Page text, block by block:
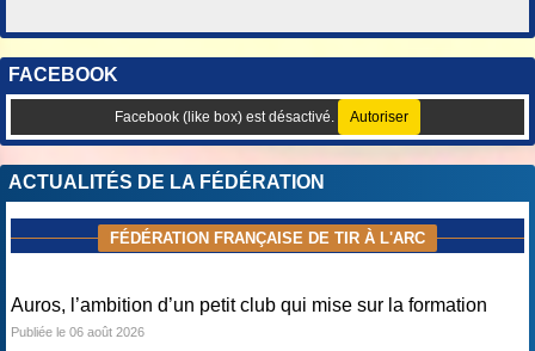
FACEBOOK
Facebook (like box) est désactivé. Autoriser
ACTUALITÉS DE LA FÉDÉRATION
FÉDÉRATION FRANÇAISE DE TIR À L'ARC
Auros, l’ambition d’un petit club qui mise sur la formation
Publiée le 06 août 2026